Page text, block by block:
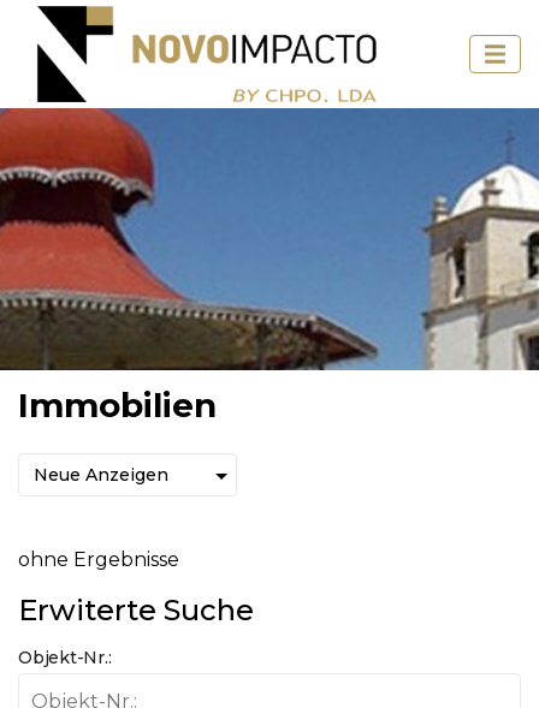
Immobilien
ohne Ergebnisse
Erwiterte Suche
Objekt-Nr.: